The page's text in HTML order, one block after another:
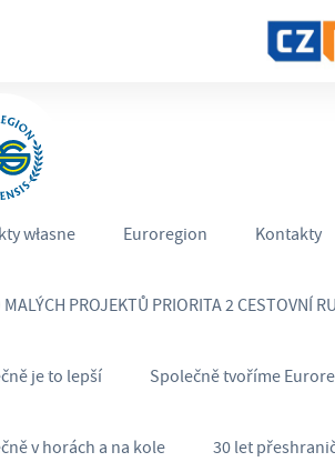
własne Euroregion Kontakty
PROJEKTŮ PRIORITA 2 CESTOVNÍ
je to lepší Společně tvoříme
v horách a na kole 30 let